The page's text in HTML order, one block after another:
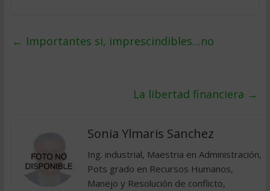
← Importantes si, imprescindibles…no
La libertad financiera →
Sonia Ylmaris Sanchez
Ing. industrial, Maestria en Administración,
Pots grado en Recursos Humanos,
Manejo y Resolución de conflicto,